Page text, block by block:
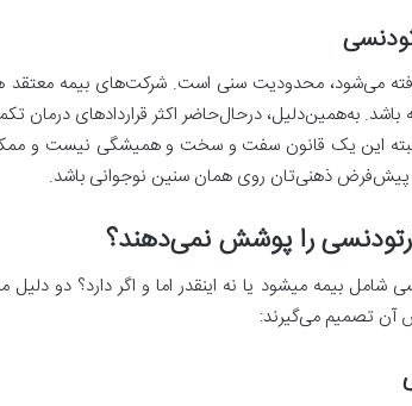
می‌شود، محدودیت سنی است. شرکت‌های بیمه معتقد
به‌همین‌دلیل، در‌حال‌حاضر اکثر قراردادهای درمان
سال تقبل می‌کنند. البته این یک قانون سفت و سخت و همیشگی
پیش‌فرض ذهنی‌تان روی همان سنین نوجوانی باشد.
را پوشش نمی‌دهند؟
شامل بیمه میشود یا نه اینقدر اما و اگر دارد؟ دو
آن تصمیم می‌گیرند: